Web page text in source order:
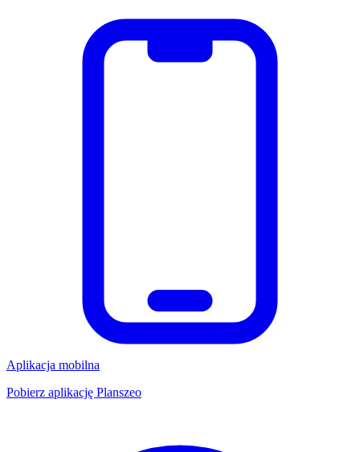
Aplikacja mobilna
Pobierz aplikację Planszeo